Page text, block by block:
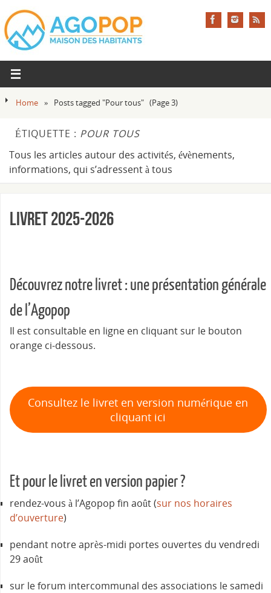
Home » Posts tagged "Pour tous" (Page 3)
ÉTIQUETTE : POUR TOUS
Tous les articles autour des activités, évènements,
informations, qui s’adressent à tous
Livret 2025-2026
Découvrez notre livret : une présentation générale
de l’Agopop
Il est consultable en ligne en cliquant sur le bouton
orange ci-dessous.
Consultez le livret en version numérique en
cliquant ici
Et pour le livret en version papier ?
rendez-vous à l’Agopop fin août (sur nos horaires
d’ouverture)
pendant notre après-midi portes ouvertes du vendredi
29 août
sur le forum intercommunal des associations le samedi